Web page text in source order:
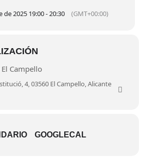
y directora del
Filología Española, Lingüística General y
de Alicante).
valenciano/castellano. A partir de 3 años.
2025 19:00 - 20:30 (GMT+00:00)
Campello
4, 03560 El Campello, Alicante
GOOGLECAL